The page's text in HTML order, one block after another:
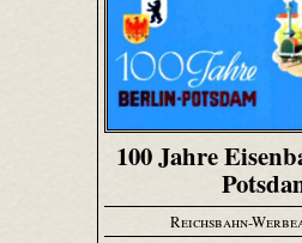
100 Jahre
Reichsbahn-